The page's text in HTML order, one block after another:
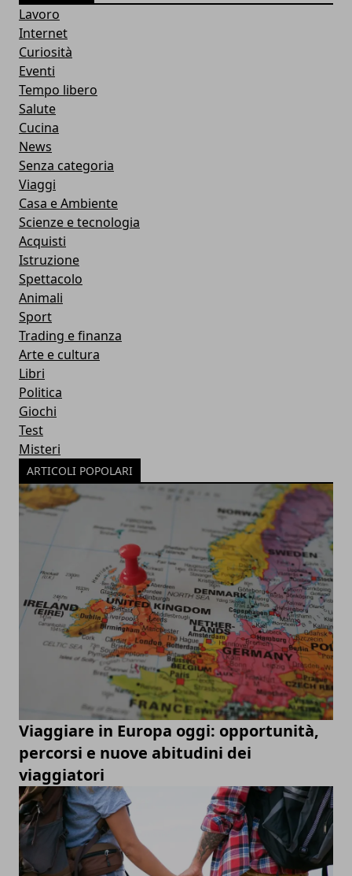
Lavoro
Internet
Curiosità
Eventi
Tempo libero
Salute
Cucina
News
Senza categoria
Viaggi
Casa e Ambiente
Scienze e tecnologia
Acquisti
Istruzione
Spettacolo
Animali
Sport
Trading e finanza
Arte e cultura
Libri
Politica
Giochi
Test
Misteri
ARTICOLI POPOLARI
Viaggiare in Europa oggi: opportunità,
percorsi e nuove abitudini dei
viaggiatori